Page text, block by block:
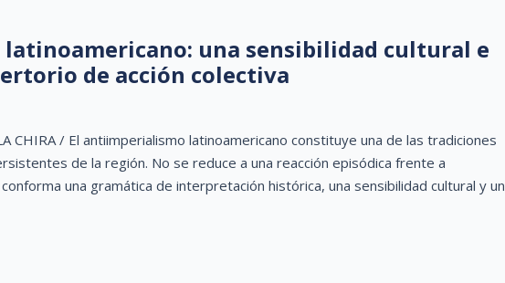
una sensibilidad cultural e
de acción colectiva
CHIRA / El antiimperialismo latinoamericano constituye una de las tradiciones
de la región. No se reduce a una reacción episódica frente a
una gramática de interpretación histórica, una sensibilidad cultural y un